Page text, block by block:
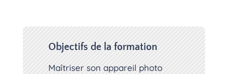
Objectifs de la formation
Maîtriser son appareil photo